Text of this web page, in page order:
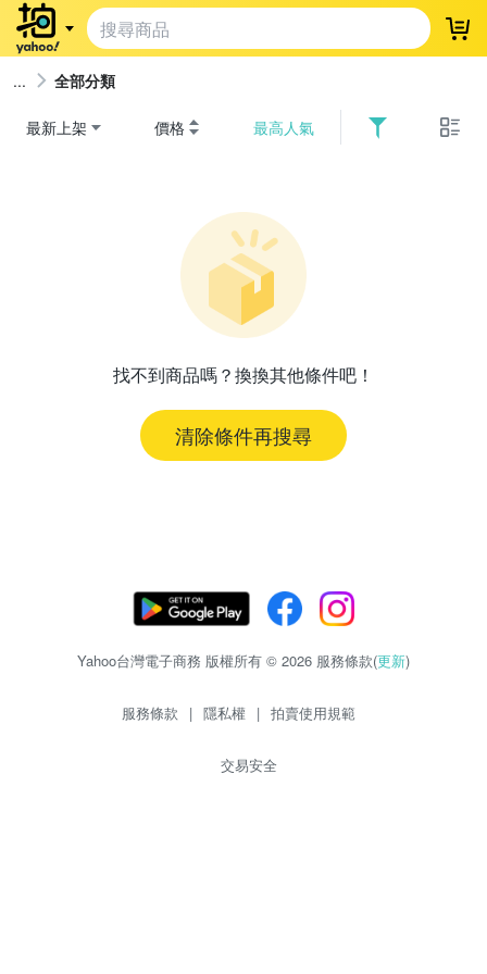
登
全部分類
最新上架 價格 最高人氣
找不到商品嗎？換換其他條件吧！
清除條件再搜尋
Yahoo台灣電子商務 版權所有 © 2026 服務條款(更新)
服務條款 | 隱私權 | 拍賣使用規範
交易安全